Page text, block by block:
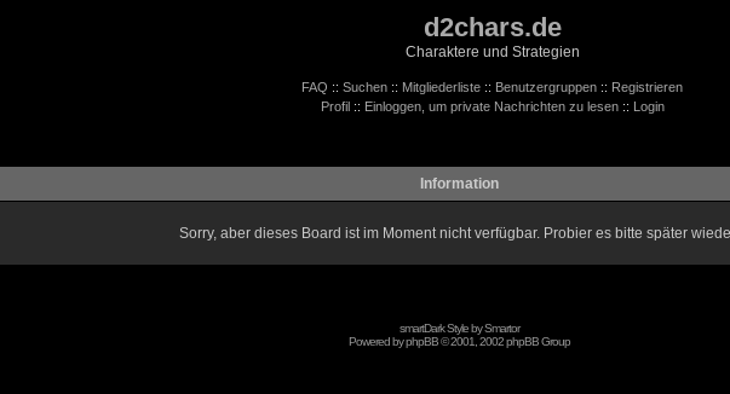
d2chars.de
Charaktere und Strategien
FAQ :: Suchen :: Mitgliederliste :: Benutzergruppen :: Registrieren
Profil:: Einloggen, um private Nachrichten zu lesen:: Login
Information
Sorry, aber dieses Board ist im Moment nicht verfügbar. Probier es bitte später
smartDark Style bySmartor
Powered byphpBB© 2001, 2002 phpBB Group